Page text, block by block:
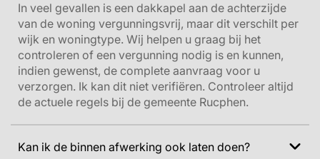
In veel gevallen is een dakkapel aan de achterzijde
van de woning vergunningsvrij, maar dit verschilt per
wijk en woningtype. Wij helpen u graag bij het
controleren of een vergunning nodig is en kunnen,
indien gewenst, de complete aanvraag voor u
verzorgen. Ik kan dit niet verifiëren. Controleer altijd
de actuele regels bij de gemeente Rucphen.
Kan ik de binnen afwerking ook laten doen?